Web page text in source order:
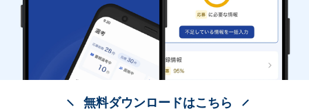
無料ダウンロードはこちら